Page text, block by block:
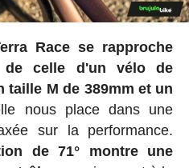
Race se rapproche
de celle d'un vélo de
taille M de 389mm et un
nous place dans une
sur la performance.
de 71° montre une